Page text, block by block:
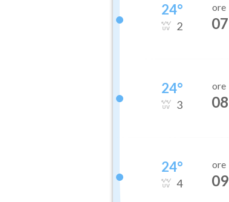
24°
2
ore
07
24°
3
ore
08
24°
4
ore
09